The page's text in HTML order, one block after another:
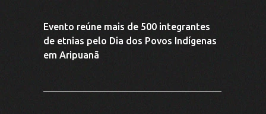
Evento reúne mais de 500 integrantes
de etnias pelo Dia dos Povos Indígenas
em Aripuanã